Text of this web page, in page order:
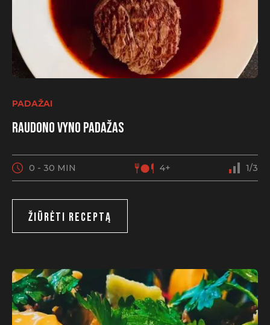
PADAŽAI
Raudono vyno padažas
0 - 30 MIN 4+ 1/3
ŽIŪRĖTI RECEPTĄ